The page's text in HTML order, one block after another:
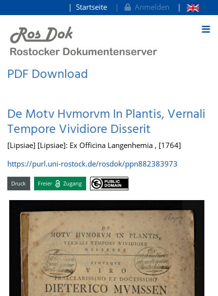
zum Inhalt
Startseite Anmelden
PDF Download
De Motv Hvmorvm In Plantis, Vernali
Tempore Vividiore Disserit
[Lipsiae] [Lipsiae]: Ex Officina Langenhemia , [1764]
https://purl.uni-rostock.de/rosdok/ppn882383973
Druck Freier Zugang